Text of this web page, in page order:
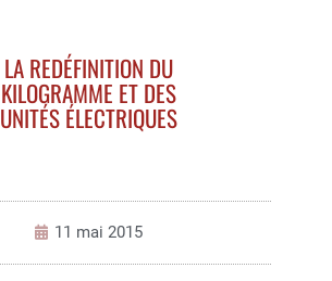
LA REDÉFINITION DU
KILOGRAMME ET DES
UNITÉS ÉLECTRIQUES
11 mai 2015